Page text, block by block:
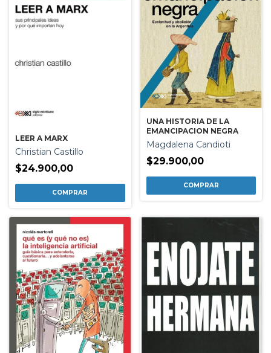
LEER A MARX
Christian Castillo
$24.900,00
UNA HISTORIA DE LA
EMANCIPACION NEGRA
Magdalena Candioti
$29.900,00